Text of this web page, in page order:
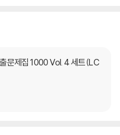
문제집 1000 Vol. 4 세트(LC